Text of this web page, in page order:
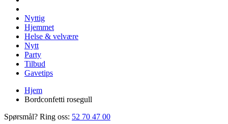
Nyttig
Hjemmet
Helse & velvære
Nytt
Party
Tilbud
Gavetips
Hjem
Bordconfetti rosegull
Spørsmål? Ring oss: 52 70 47 00